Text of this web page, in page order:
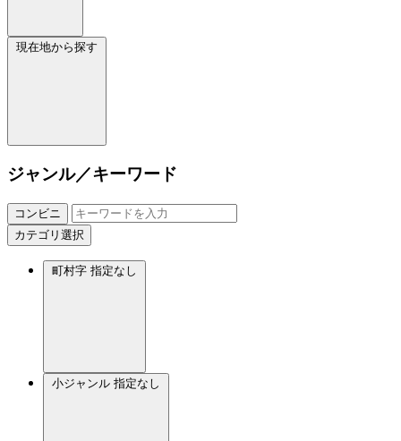
現在地から探す
ジャンル／キーワード
コンビニ
カテゴリ選択
町村字 指定なし
小ジャンル 指定なし